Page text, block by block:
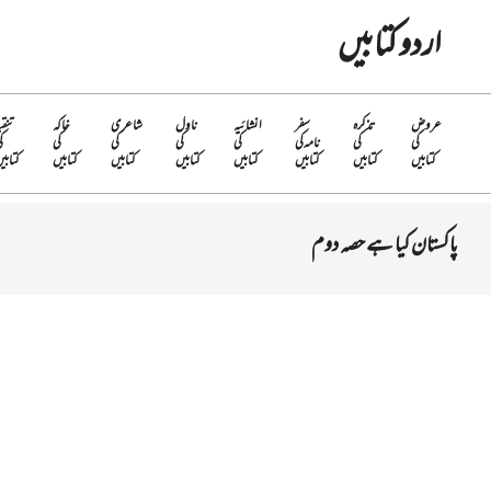
اردو کتابیں
عروض
کی
کتابیں
تذکرہ
کی
کتابیں
سفر
نامہ کی
کتابیں
انشائیہ
کی
کتابیں
ناول
کی
کتابیں
شاعری
کی
کتابیں
خاکہ
کی
کتابیں
پاکستان کیا ہے حصہ دوم